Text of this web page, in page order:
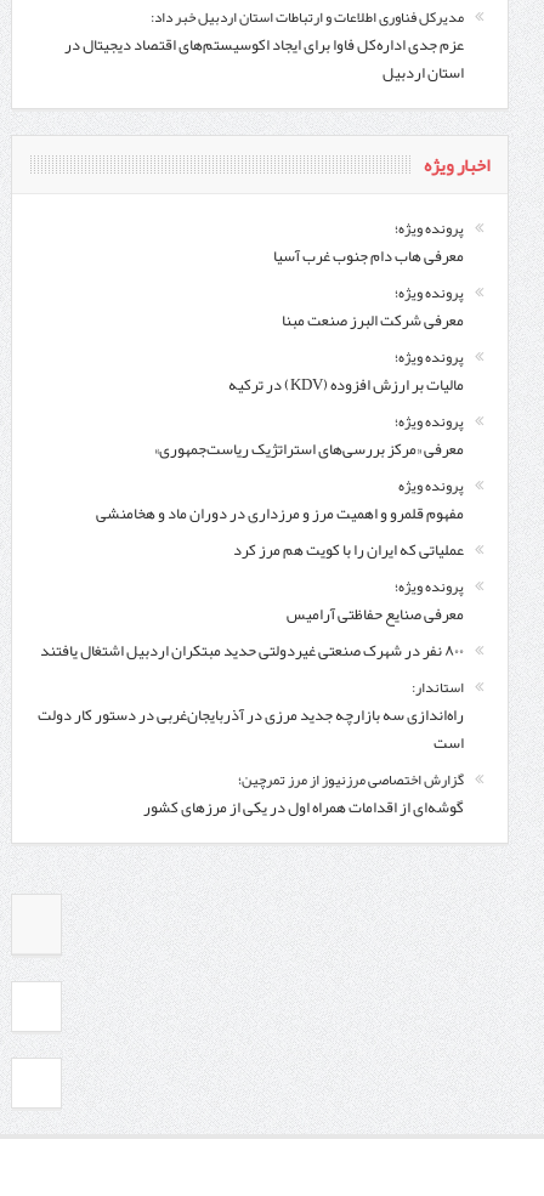
مدیرکل فناوری اطلاعات و ارتباطات استان اردبیل خبر داد:
عزم جدی اداره‌کل فاوا برای ایجاد اکوسیستم‌های اقتصاد دیجیتال در
استان اردبیل
اخبار ویژه
پرونده ویژه؛
معرفی هاب دام جنوب غرب آسیا
پرونده ویژه؛
معرفی شركت البرز صنعت مبنا
پرونده ویژه؛
مالیات بر ارزش افزوده (KDV) در ترکیه
پرونده ویژه؛
معرفی «مرکز بررسی‌های استراتژیک ریاست‌جمهوری»
پرونده ویژه
مفهوم قلمرو و اهمیت مرز و مرزداری در دوران ماد و هخامنشی
عملیاتی که ایران را با کویت هم مرز کرد
پرونده ویژه؛
معرفی صنایع حفاظتی آرامیس
۸۰۰ نفر در شهرک صنعتی غیردولتی حدید مبتکران اردبیل اشتغال یافتند
استاندار:
راه‌اندازی سه بازارچه جدید مرزی در آذربایجان‌غربی در دستور کار دولت
است
گزارش اختصاصی مرزنیوز از مرز تمرچین؛
گوشه‌ای از اقدامات همراه اول در یکی از مرزهای کشور